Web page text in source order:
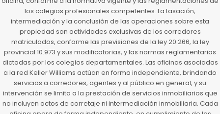
los colegios profesionales competentes. La tasación,
intermediación y la conclusión de las operaciones sobre esta
propiedad son actividades exclusivas de los corredores
matriculados, conforme las previsiones de la ley 20.266, la ley
provincial 10.973 y sus modificatorias, y las normas reglamentarias
dictadas por los colegios departamentales. Las oficinas asociadas
a la red Keller Williams actúan en forma independiente, brindando
servicios a corredores, agentes y al público en general, y su
intervención se limita a la prestación de servicios inmobiliarios que
no incluyen actos de corretaje ni intermediación inmobiliaria. Cada